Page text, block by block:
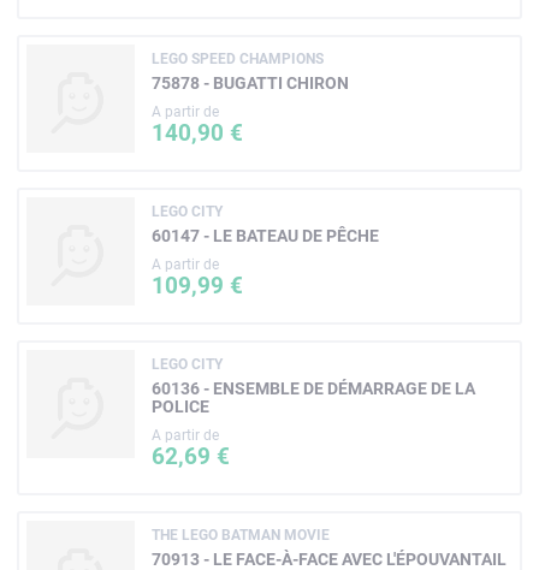
LEGO SPEED CHAMPIONS
75878 - BUGATTI CHIRON
A partir de
140,90 €
LEGO CITY
60147 - LE BATEAU DE PÊCHE
A partir de
109,99 €
LEGO CITY
60136 - ENSEMBLE DE DÉMARRAGE DE LA
POLICE
A partir de
62,69 €
THE LEGO BATMAN MOVIE
70913 - LE FACE-À-FACE AVEC L'ÉPOUVANTAIL